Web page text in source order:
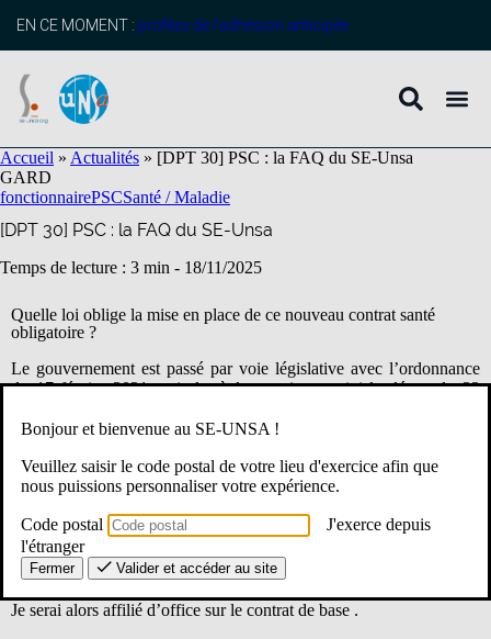
principal
EN CE MOMENT : profitez de l’adhésion anticipée
Accueil » Actualités » [DPT 30] PSC : la FAQ du SE-Unsa
GARD
fonctionnairePSCSanté / Maladie
[DPT 30] PSC : la FAQ du SE-Unsa
Temps de lecture : 3 min - 18/11/2025
Quelle loi oblige la mise en place de ce nouveau contrat santé
obligatoire ?
Le gouvernement est passé par voie législative avec l’ordonnance
du 17 février 2021, puis le règlementaire a suivi le décret du 22
(Code général de la fonction publique).
Pour combien de temps est conclu le contrat avec MGEN-CNP ?
limite de 6 ans.
Que se passe-t-il si je ne fais pas l'affiliation ?
Je serai alors affilié d’office sur le contrat de base .
Bonjour et bienvenue au SE-UNSA !
Veuillez saisir le code postal de votre lieu d'exercice afin que
nous puissions personnaliser votre expérience.
Code postal
J'exerce depuis
l'étranger
Fermer Valider et accéder au site